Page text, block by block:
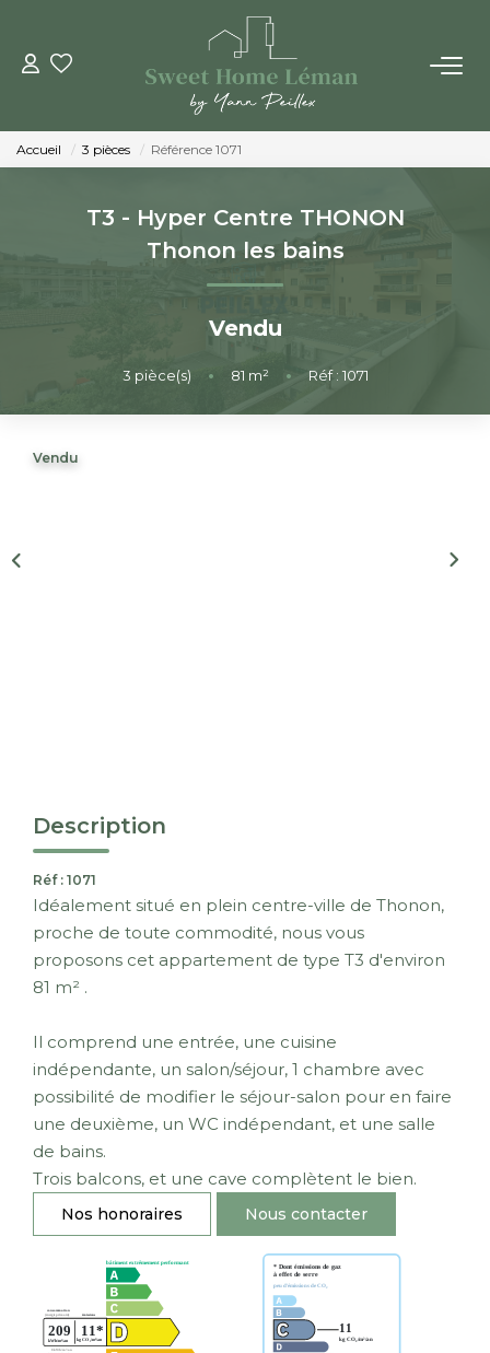
ACHETER
PROGRAMMES NEUFS
ESTIMER EN LIGNE
LES AGENCES
Accueil 3 pièces Référence 1071
T3 - Hyper Centre THONON
Thonon les bains
Vendu
3 pièce(s) • 81 m² • Réf : 1071
Vendu
Description
Réf : 1071
Idéalement situé en plein centre-ville de Thonon,
proche de toute commodité, nous vous
proposons cet appartement de type T3 d'environ
81 m² .
Il comprend une entrée, une cuisine
indépendante, un salon/séjour, 1 chambre avec
possibilité de modifier le séjour-salon pour en faire
une deuxième, un WC indépendant, et une salle
de bains.
Trois balcons, et une cave complètent le bien.
Nos honoraires Nous contacter